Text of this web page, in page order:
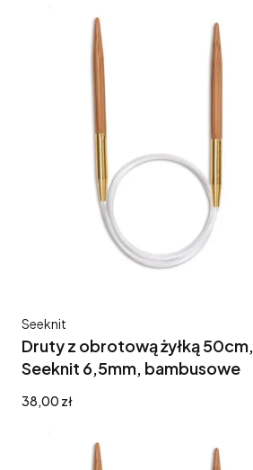
Druty z obrotową żyłką 50cm,
Seeknit 6,5mm, bambusowe
Producent
Seeknit
Cena
38,00 zł